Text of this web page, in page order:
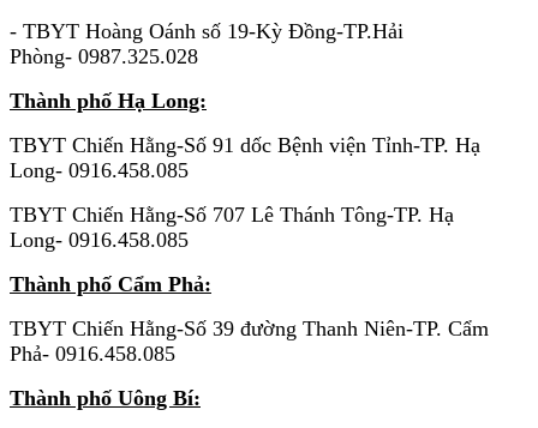
- TBYT Hoàng Oánh số 19-Kỳ Đồng-TP.Hải
Phòng- 0987.325.028
Thành phố Hạ Long:
TBYT Chiến Hằng-Số 91 dốc Bệnh viện Tỉnh-TP. Hạ
Long- 0916.458.085
TBYT Chiến Hằng-Số 707 Lê Thánh Tông-TP. Hạ
Long- 0916.458.085
Thành phố Cẩm Phả:
TBYT Chiến Hằng-Số 39 đường Thanh Niên-TP. Cẩm
Phả- 0916.458.085
Thành phố Uông Bí: